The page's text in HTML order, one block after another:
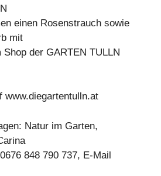
einen Rosenstrauch sowie
mit
der GARTEN TULLN
www.diegartentulln.at
Natur im Garten,
848 790 737, E-Mail